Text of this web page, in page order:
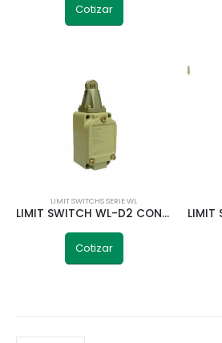
Cotizar
LIMIT SWITCHS SERIE WL
LIMIT SWITCH WL-D2 CON ACCIONAMIENTO RUEDA FIJA TELETRIC
Cotizar